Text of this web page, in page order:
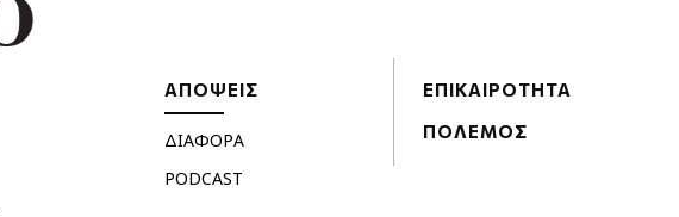
ΑΠΟΨΕΙΣ
ΔΙΑΦΟΡΑ
PODCAST
ΕΠΙΚΑΙΡΟΤΗΤΑ
ΠΟΛΕΜΟΣ